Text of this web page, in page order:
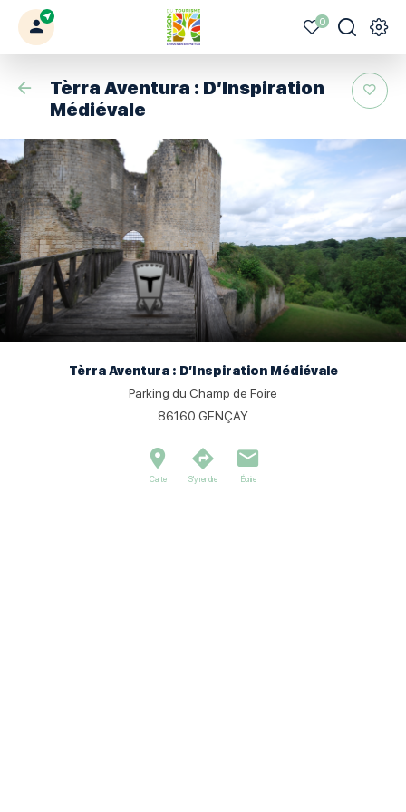
Mon
profil
Votre
Mes
favoris
0
Je
recherche
Retour
Tèrra Aventura : D’Inspiration
Médiévale
Tèrra Aventura : D’Inspiration Médiévale
Parking du Champ de Foire
86160 GENÇAY
Carte S'y rendre Écrire